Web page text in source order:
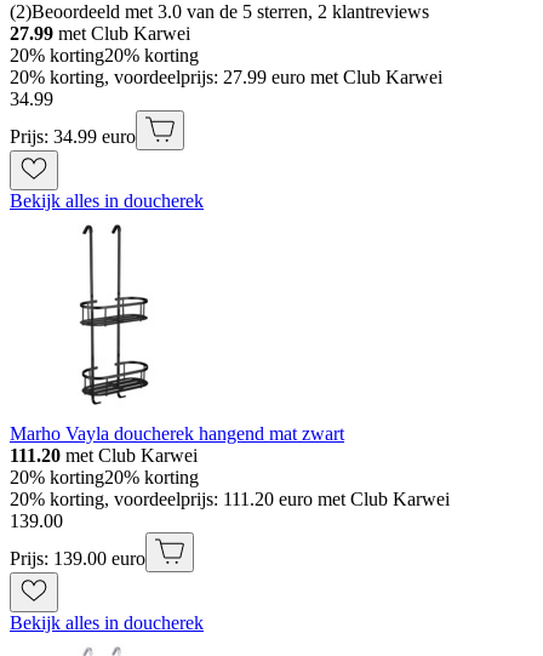
(2)Beoordeeld met 3.0 van de 5 sterren, 2 klantreviews
27.99 met Club Karwei
20% korting20% korting
20% korting, voordeelprijs: 27.99 euro met Club Karwei
34.99
Prijs: 34.99 euro
Bekijk alles in doucherek
Marho Vayla doucherek hangend mat zwart
111.20 met Club Karwei
20% korting20% korting
20% korting, voordeelprijs: 111.20 euro met Club Karwei
139.00
Prijs: 139.00 euro
Bekijk alles in doucherek